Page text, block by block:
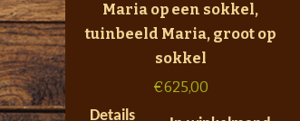
Maria op een sokkel,
tuinbeeld Maria, groot op
sokkel
€625,00
Details